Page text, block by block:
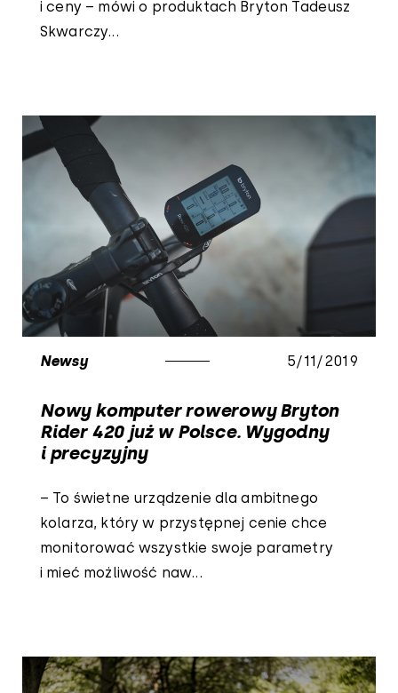
i ceny – mówi o produktach Bryton Tadeusz
Skwarczy...
Newsy 5/11/2019
Nowy komputer rowerowy Bryton
Rider 420 już w Polsce. Wygodny
i precyzyjny
– To świetne urządzenie dla ambitnego
kolarza, który w przystępnej cenie chce
monitorować wszystkie swoje parametry
i mieć możliwość naw...